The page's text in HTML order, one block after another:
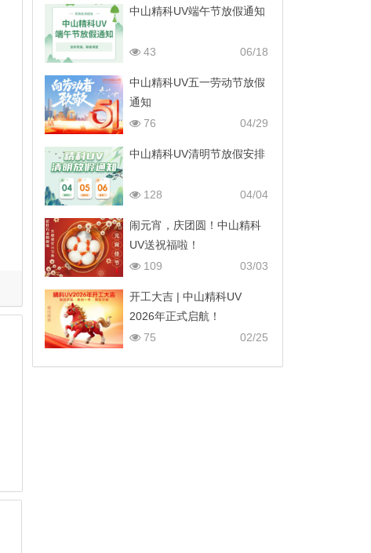
中山精科UV端午节放假通知
06/18
43
中山精科UV五一劳动节放假
通知
04/29
76
中山精科UV清明节放假安排
04/04
128
闹元宵，庆团圆！中山精科
UV送祝福啦！
03/03
109
开工大吉 | 中山精科UV
2026年正式启航！
02/25
75